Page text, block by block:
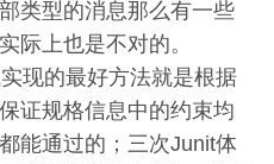
类型的消息那么有一些
际上也是不对的。
现的最好方法就是根据
证规格信息中的约束均
能通过的；三次Junit体